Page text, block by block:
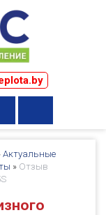
Актуальные
» Отзыв